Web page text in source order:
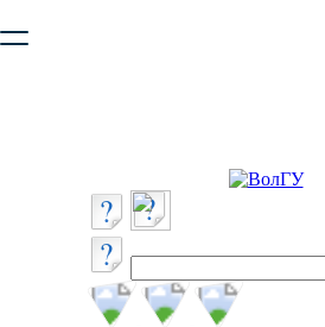
безопасную работу с сайтом.